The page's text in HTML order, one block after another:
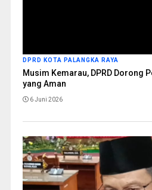
DPRD KOTA PALANGKA RAYA
Musim Kemarau, DPRD Dorong
yang Aman
6 Juni 2026